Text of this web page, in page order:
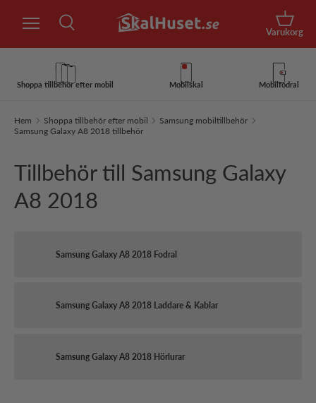
Hoppa till innehåll
Sök
Korg
Varukorg
Shoppa tillbehör efter mobil Mobilskal Mobilfodral
Hem Shoppa tillbehör efter mobil
Samsung mobiltillbehör
Samsung Galaxy A8 2018 tillbehör
Tillbehör till Samsung Galaxy
A8 2018
Samsung Galaxy A8 2018 Fodral
Samsung Galaxy A8 2018 Laddare & Kablar
Samsung Galaxy A8 2018 Hörlurar